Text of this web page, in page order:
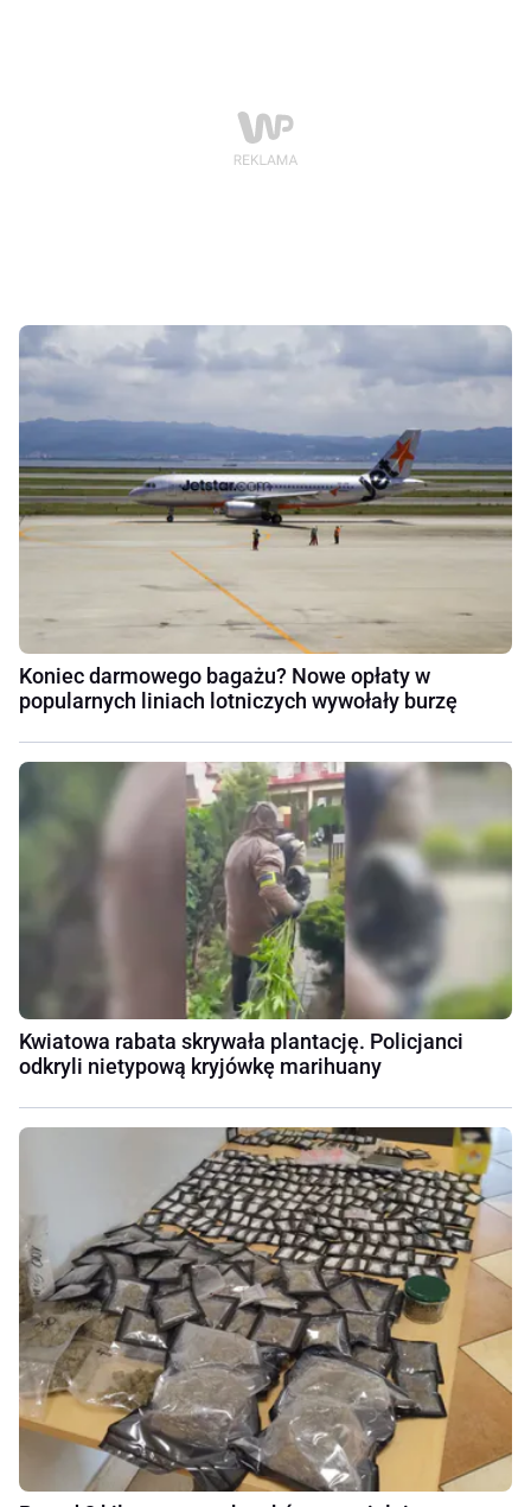
Koniec darmowego bagażu? Nowe opłaty w
popularnych liniach lotniczych wywołały burzę
Kwiatowa rabata skrywała plantację. Policjanci
odkryli nietypową kryjówkę marihuany